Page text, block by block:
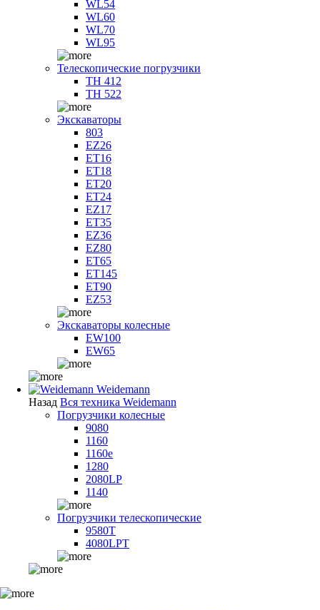
WL54
WL60
WL70
WL95
Телескопические погрузчики
TH 412
TH 522
Экскаваторы
803
EZ26
ET16
ET18
ET20
ET24
EZ17
ET35
EZ36
EZ80
ET65
ET145
ET90
EZ53
Экскаваторы колесные
EW100
EW65
Weidemann
Назад Вся техника Weidemann
Погрузчики колесные
9080
1160
1160e
1280
2080LP
1140
Погрузчики телескопические
9580T
4080LPT